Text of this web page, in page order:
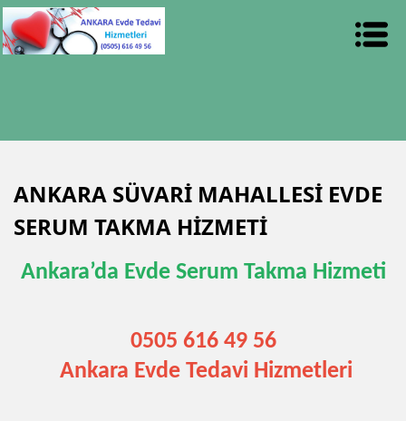
ANKARA SÜVARİ MAHALLESİ EVDE
SERUM TAKMA HİZMETİ
Ankara’da Evde Serum Takma Hizmeti
0505 616 49 56
Ankara Evde Tedavi Hizmetleri